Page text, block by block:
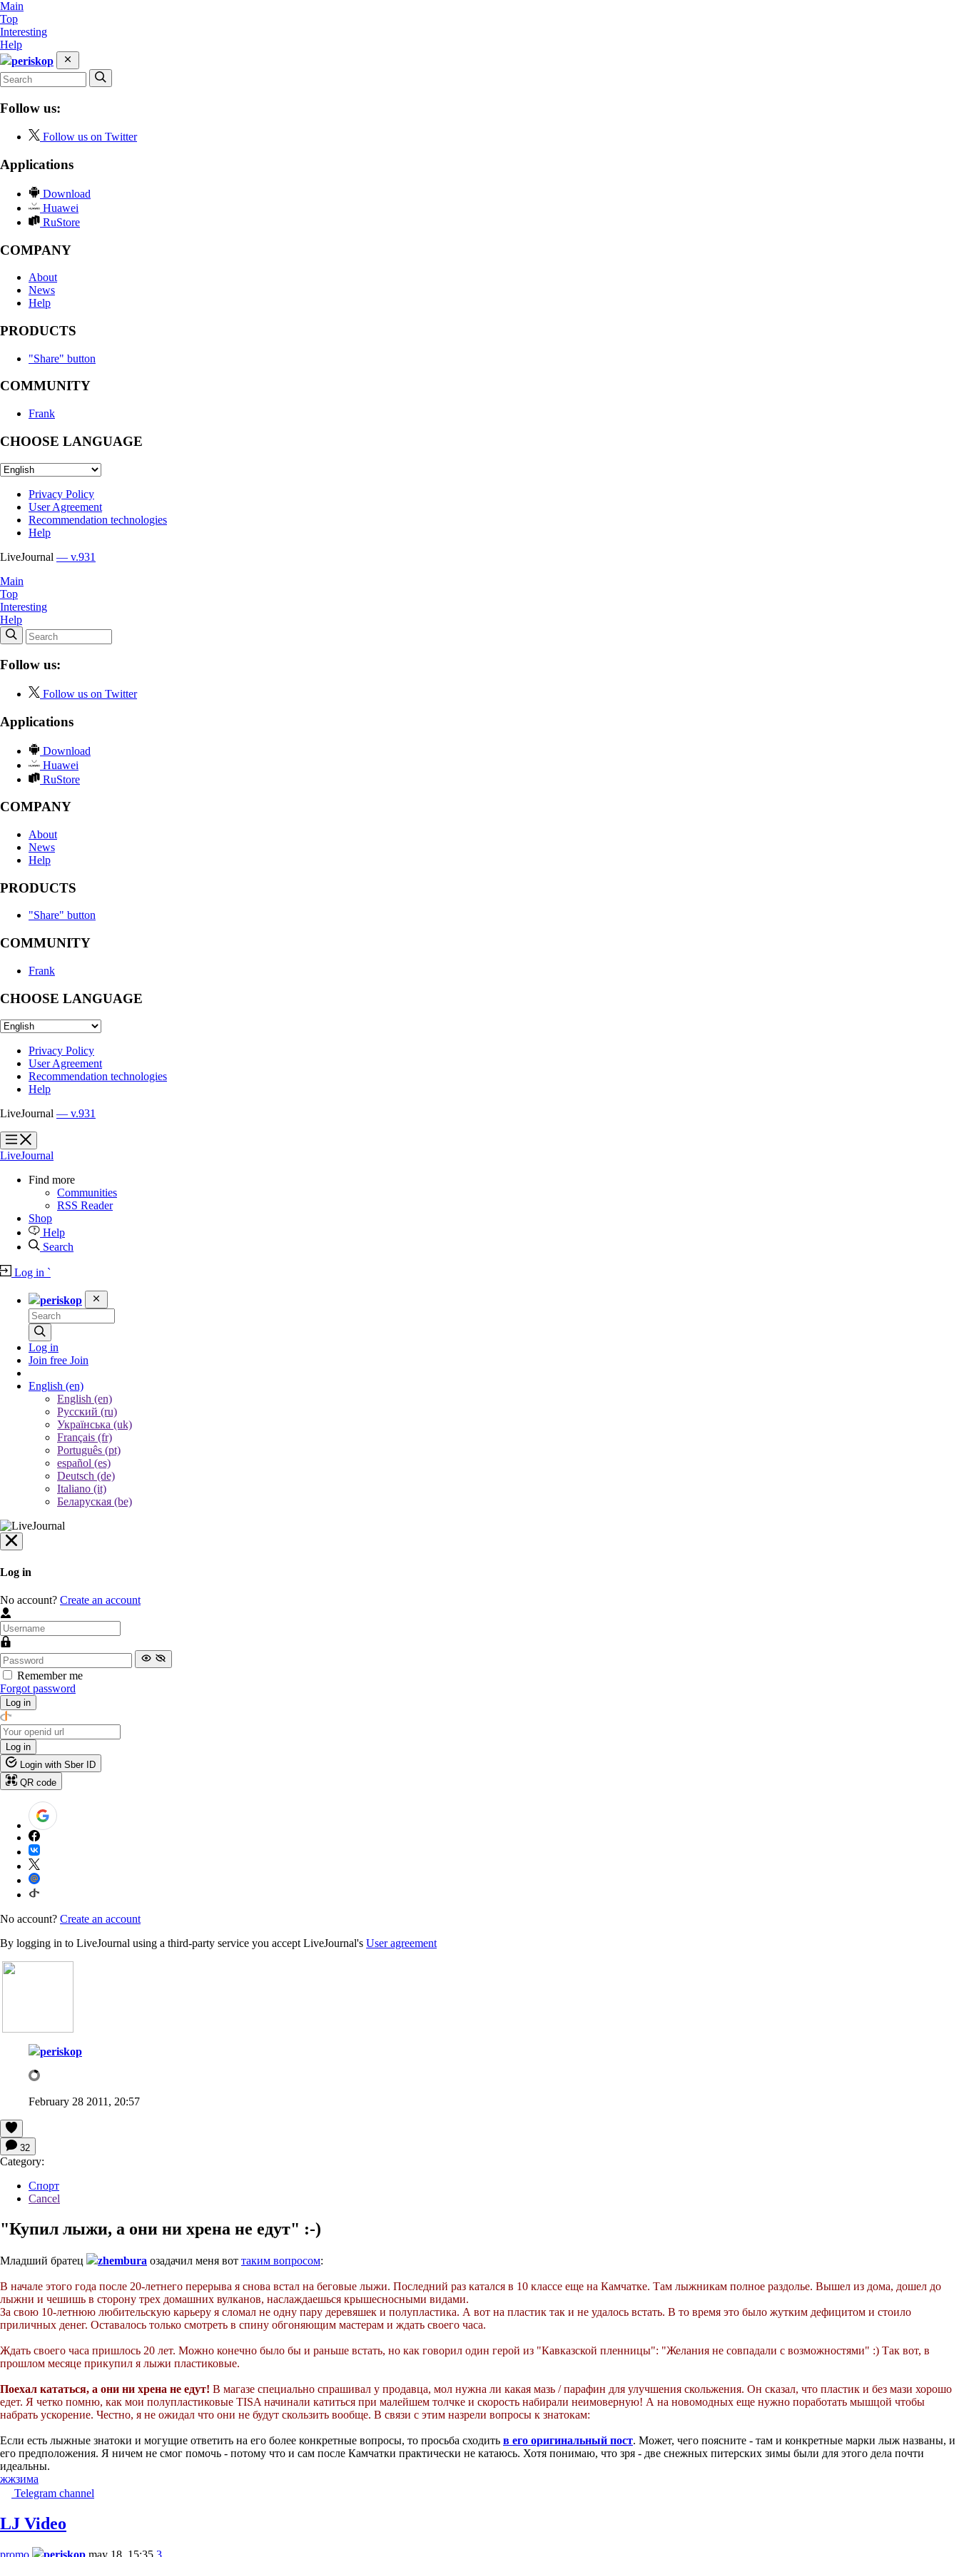
Main
Top
Interesting
Help
periskop
Follow us:
Follow us on Twitter
Applications
Download
Huawei
RuStore
COMPANY
About
News
Help
PRODUCTS
"Share" button
COMMUNITY
Frank
CHOOSE LANGUAGE
Privacy Policy
User Agreement
Recommendation technologies
Help
LiveJournal — v.931
Main
Top
Interesting
Help
Follow us:
Follow us on Twitter
Applications
Download
Huawei
RuStore
COMPANY
About
News
Help
PRODUCTS
"Share" button
COMMUNITY
Frank
CHOOSE LANGUAGE
Privacy Policy
User Agreement
Recommendation technologies
Help
LiveJournal — v.931
?
?
LiveJournal
Find more
Communities
RSS Reader
Shop
Help
Search
Log in `
periskop
Log in
Join free Join
English (en)
English (en)
Русский (ru)
Українська (uk)
Français (fr)
Português (pt)
español (es)
Deutsch (de)
Italiano (it)
Беларуская (be)
Log in
No account? Create an account
Remember me
Forgot password
Log in
Log in
Login with Sber ID
QR code
No account? Create an account
By logging in to LiveJournal using a third-party service you accept LiveJournal's User agreement
periskop
February 28 2011, 20:57
32
Category:
Спорт
Cancel
"Купил лыжи, а они ни хрена не едут" :-)
Младший братец zhembura озадачил меня вот таким вопросом:
В начале этого года после 20-летнего перерыва я снова встал на беговые лыжи. Последний раз катался в 10 классе еще на Камчатке. Там лыжникам полное раздолье. Вышел из дома, дошел до
лыжни и чешишь в сторону трех домашних вулканов, наслаждаешься крышесносными видами.
За свою 10-летнюю любительскую карьеру я сломал не одну пару деревяшек и полупластика. А вот на пластик так и не удалось встать. В то время это было жутким дефицитом и стоило
приличных денег. Оставалось только смотреть в спину обгоняющим мастерам и ждать своего часа.
Ждать своего часа пришлось 20 лет. Можно конечно было бы и раньше встать, но как говорил один герой из "Кавказской пленницы": "Желания не совпадали с возможностями" :) Так вот, в
прошлом месяце прикупил я лыжи пластиковые.
Поехал кататься, а они ни хрена не едут! В магазе специально спрашивал у продавца, мол нужна ли какая мазь / парафин для улучшения скольжения. Он сказал, что пластик и без мази хорошо
едет. Я четко помню, как мои полупластиковые TISA начинали катиться при малейшем толчке и скорость набирали неимоверную! А на новомодных еще нужно поработать мышцой чтобы
набрать ускорение. Честно, я не ожидал что они не будут скользить вообще. В связи с этим назрели вопросы к знатокам:
Если есть лыжные знатоки и могущие ответить на его более конкретные вопросы, то просьба сходить в его оригинальный пост. Может, чего поясните - там и конкретные марки лыж названы, и
его предположения. Я ничем не смог помочь - потому что и сам после Камчатки практически не катаюсь. Хотя понимаю, что зря - две снежных питерских зимы были для этого дела почти
идеальны.
жжзима
Telegram channel
LJ Video